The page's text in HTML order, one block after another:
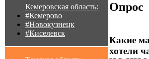
Кемеровская область:
#Кемерово
#Новокузнецк
#Киселевск
Опрос
Какие
хотели